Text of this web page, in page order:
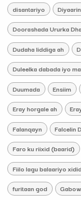
disantariyo
Doorashada Ururka
Dudaha liddiga ah
Duleelka dabada iyo
Duumada Ensiim
Eray horgale ah
Falanqayn Falcelin
Faro ku riixid (baarid)
Fiilo lagu balaariyo
furitaan god